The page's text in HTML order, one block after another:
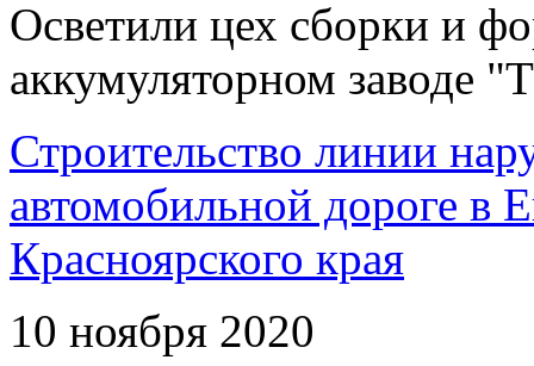
Осветили цех сборки и
аккумуляторном заводе
Строительство линии
автомобильной дороге в
Красноярского края
10 ноября 2020